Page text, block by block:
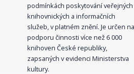
podmínkách poskytování veřejných
knihovnických a informačních
služeb, v platném znění. Je určen na
podporu činnosti více než 6 000
knihoven České republiky,
zapsaných v evidenci Ministerstva
kultury.